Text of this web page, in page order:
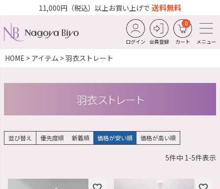
11,000円（税込）以上お買い上げで 送料無料
ログイン 会員登録 カート
0
メニュー
HOME アイテム 羽衣ストレート
羽衣ストレート
並び替え 優先度順 新着順 価格が安い順 価格が高い順
5件中 1-5件表示